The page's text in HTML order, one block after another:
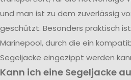
und man ist zu dem zuverlässig
geschützt. Besonders praktisch
Marinepool, durch die ein
Segeljacke eingezippt werden
Kann ich eine Segeljacke